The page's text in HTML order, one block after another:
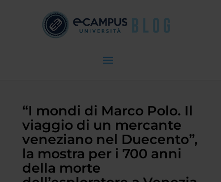
“I mondi di Marco Polo. Il
viaggio di un mercante
veneziano nel Duecento”,
la mostra per i 700 anni
della morte